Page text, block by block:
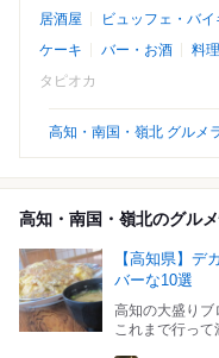
居酒屋
ビュッフェ・バ
ケーキ
バー・お酒 料
タピオカ
高知・南国・嶺北 グルメ
高知・南国・嶺北のグル
【高知県】デ
バーな10選
高知の大盛りブ
これまで行っ